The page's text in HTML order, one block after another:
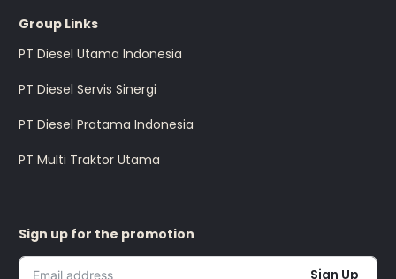
Group Links
PT Diesel Utama Indonesia
PT Diesel Servis Sinergi
PT Diesel Pratama Indonesia
PT Multi Traktor Utama
Sign up for the promotion
Sign Up